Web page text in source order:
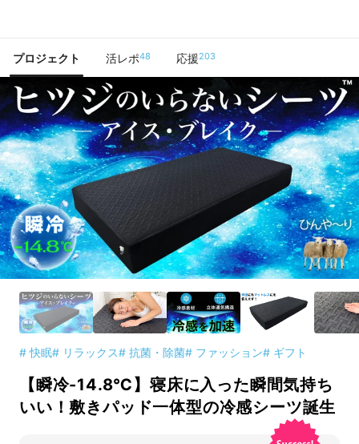
プロジェクト 活レポ48 応援203
# 快眠# リラックス# 抗菌・除菌# ファッション# ギフト
【瞬冷-14.8℃】寝床に入った瞬間気持ち
いい！敷きパッド一体型の冷感シーツ誕生